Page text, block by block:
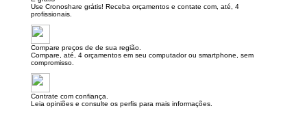
Use Cronoshare grátis! Receba orçamentos e contate com, até, 4
profissionais.
Compare preços de de sua região.
Compare, até, 4 orçamentos em seu computador ou smartphone, sem
compromisso.
Contrate com confiança.
Leia opiniões e consulte os perfis para mais informações.